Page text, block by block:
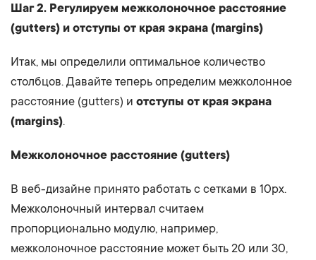
Шаг 2. Регулируем межколоночное расстояние
(gutters) и отступы от края экрана (margins)
Итак, мы определили оптимальное количество
столбцов. Давайте теперь определим межколонное
расстояние (gutters) и отступы от края экрана
(margins).
Межколоночное расстояние (gutters)
В веб-дизайне принято работать с сетками в 10px.
Межколоночный интервал считаем
пропорционально модулю, например,
межколоночное расстояние может быть 20 или 30,